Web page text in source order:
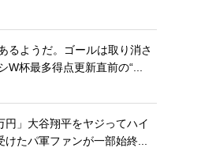
るようだ。ゴールは取り消さ
W杯最多得点更新直前の“...
円」大谷翔平をヤジってハイ
けたパ軍ファンが一部始終...